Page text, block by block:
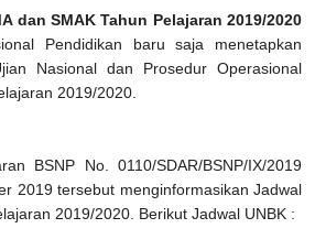
dan SMAK Tahun Pelajaran 2019/2020
Pendidikan baru saja menetapkan
Nasional dan Prosedur Operasional
2019/2020.
BSNP No. 0110/SDAR/BSNP/IX/2019
2019 tersebut menginformasikan Jadwal
2019/2020. Berikut Jadwal UNBK :